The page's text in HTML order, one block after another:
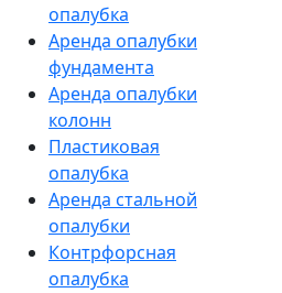
опалубка
Аренда опалубки
фундамента
Аренда опалубки
колонн
Пластиковая
опалубка
Аренда стальной
опалубки
Контрфорсная
опалубка